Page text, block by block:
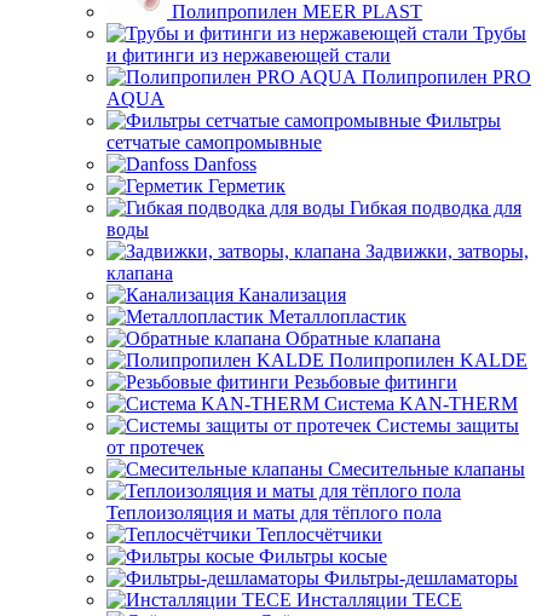
Полипропилен MEER PLAST
Трубы
и фитинги из нержавеющей стали
Полипропилен PRO
AQUA
Фильтры
сетчатые самопромывные
Danfoss
Герметик
Гибкая подводка для
воды
Задвижки, затворы,
клапана
Канализация
Металлопластик
Обратные клапана
Полипропилен KALDE
Резьбовые фитинги
Система KAN-THERM
Системы защиты
от протечек
Смесительные клапаны
Теплоизоляция и маты для тёплого пола
Теплосчётчики
Фильтры косые
Фильтры-дешламаторы
Инсталляции TECE